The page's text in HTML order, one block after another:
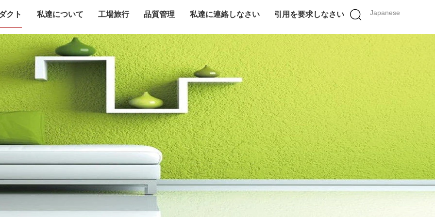
Japanese
クト 私達について 工場旅行 品質管理 私達に連絡しなさい 引用を要求しなさい